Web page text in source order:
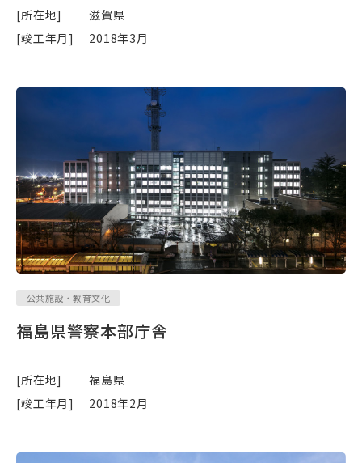
[所在地]
滋賀県
[竣工年月]
2018年3月
公共施設・教育文化
福島県警察本部庁舎
[所在地]
福島県
[竣工年月]
2018年2月